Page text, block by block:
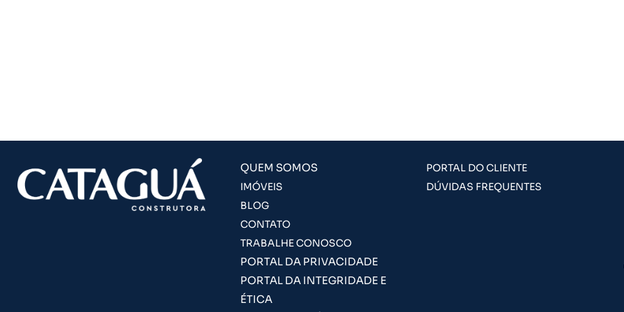
QUEM SOMOS
IMÓVEIS
BLOG
CONTATO
TRABALHE CONOSCO
PORTAL DA PRIVACIDADE
PORTAL DA INTEGRIDADE E
ÉTICA
PORTAL DO CLIENTE
DÚVIDAS FREQUENTES